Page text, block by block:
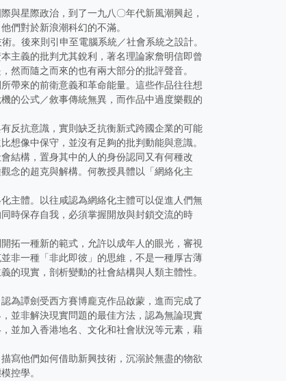
與星際政治，到了一九八〇年代新風潮興起，
們對於新浪潮科幻的不滿。
。後來則引申至電腦系統／社會系統之設計。
主義的批判尤其銳利，著名理論家詹明信即曾
然而隨之而來的也有兩大部分的批評聲音。
帶來的前衛意義和革命能量。這些作品往往想
的公式／敘事傳統無異，而作品中過度樂觀的
反抗意識，實則缺乏抗衡新式跨國企業的可能
想像中保守，並沒有足夠的批判動能與意識。
結構，置身其中的人的身份認同又有何種改
念的超克與解構。何教授具體以「網絡化主
主體。以往咸認為網絡化主體可以促進人們無
時保存自我，必須掌握開放與封鎖交流的時
拓一種新的範式，允許以成年人的眼光，審視
非一種「非此即彼」的思維，不是一種厚古薄
的現實，剖析變動的社會結構與人類主體性。
為譚劍受西方賽博龐克作品啟蒙，進而完成了
並非解決現實問題的最佳方法，認為無論現實
並加入香港地名、文化和社會狀況等元素，藉
寫他們如何借助新興技術，沉溺於無盡的物欲
控學。